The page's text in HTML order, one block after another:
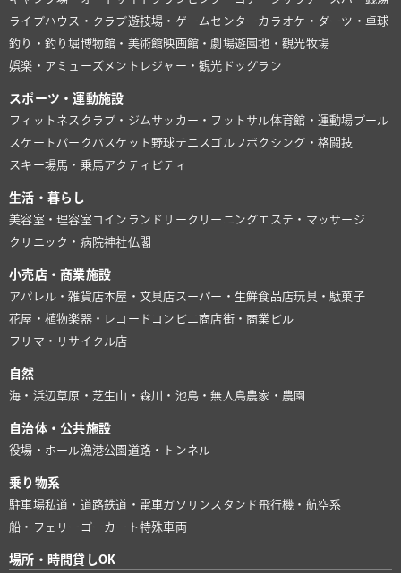
ライブハウス・クラブ遊技場・ゲームセンターカラオケ・ダーツ・卓球
釣り・釣り堀博物館・美術館映画館・劇場遊園地・観光牧場
娯楽・アミューズメント レジャー・観光 ドッグラン
スポーツ・運動施設
フィットネスクラブ・ジム サッカー・フットサル体育館・運動場プール
スケートパーク バスケット 野球テニス ゴルフ ボクシング・格闘技
スキー場馬・乗馬アクティビティ
生活・暮らし
美容室・理容室 コインランドリー クリーニングエステ・マッサージ
クリニック・病院神社仏閣
小売店・商業施設
アパレル・雑貨店本屋・文具店 スーパー・生鮮食品店玩具・駄菓子
花屋・植物楽器・レコード コンビニ商店街・商業ビル
フリマ・リサイクル店
自然
海・浜辺 草原・芝生山・森川・池島・無人島農家・農園
自治体・公共施設
役場・ホール漁港公園 道路・トンネル
乗り物系
駐車場私道・道路鉄道・電車 ガソリンスタンド 飛行機・航空系
船・フェリー ゴーカート特殊車両
場所・時間貸しOK